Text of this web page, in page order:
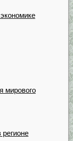
мирового